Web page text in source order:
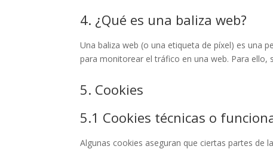
4. ¿Qué es una baliza web?
Una baliza web (o una etiqueta de píxel) es una
para monitorear el tráfico en una web. Para ello,
5. Cookies
5.1 Cookies técnicas o
Algunas cookies aseguran que ciertas partes de